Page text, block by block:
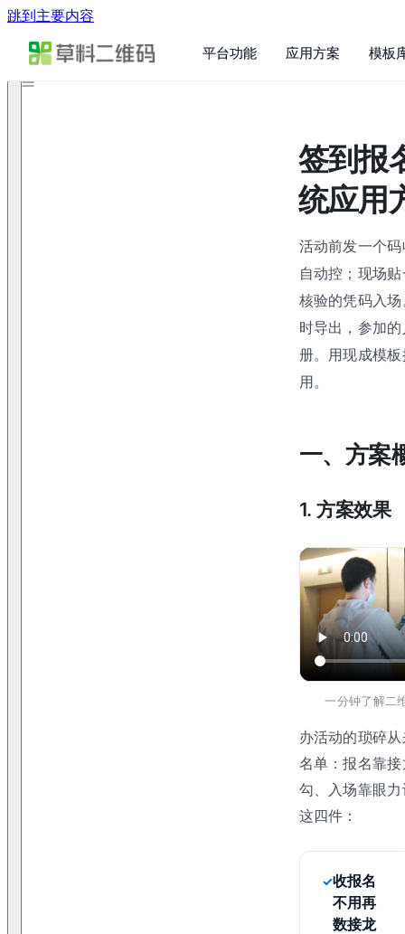
跳到主要内容
平台功能 应用方案 模板
签到报
统应用
活动前发一个
自动控；现场
核验的凭码入
时导出，参加
册。用现成模
用。
一、方案
1. 方案效果
一分钟了解二
办活动的琐碎
名单：报名靠
勾、入场靠眼
这四件：
收报名
不用再
数接龙